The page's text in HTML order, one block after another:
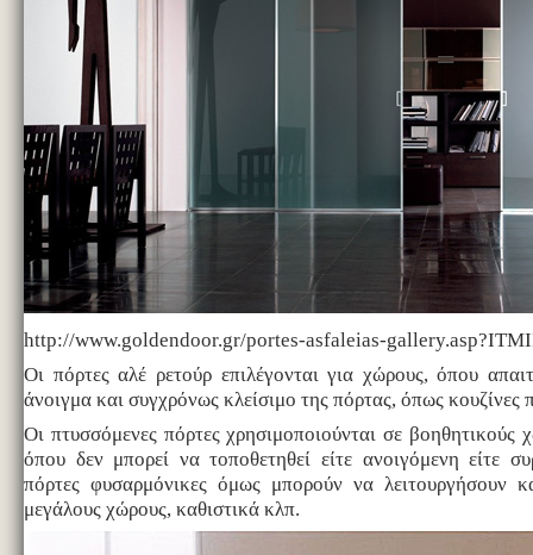
http://www.goldendoor.gr/portes-asfaleias-
Οι πόρτες αλέ ρετούρ επιλέγονται για χώρους, όπου
άνοιγμα και συγχρόνως κλείσιμο της πόρτας, όπως κουζίνες
Οι πτυσσόμενες πόρτες χρησιμοποιούνται σε βοηθητικούς
όπου δεν μπορεί να τοποθετηθεί είτε ανοιγόμενη είτε
πόρτες φυσαρμόνικες όμως μπορούν να λειτουργήσουν
μεγάλους χώρους, καθιστικά κλπ.